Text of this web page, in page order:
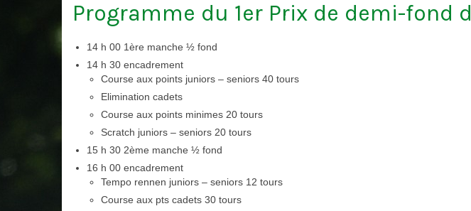
Programme du 1er Prix de demi-fond
14 h 00 1ère manche ½ fond
14 h 30 encadrement
Course aux points juniors – seniors 40 tours
Elimination cadets
Course aux points minimes 20 tours
Scratch juniors – seniors 20 tours
15 h 30 2ème manche ½ fond
16 h 00 encadrement
Tempo rennen juniors – seniors 12 tours
Course aux pts cadets 30 tours